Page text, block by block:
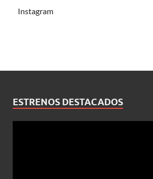
Instagram
ESTRENOS DESTACADOS